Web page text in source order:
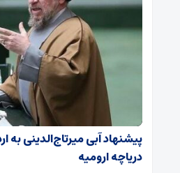
پیشنهاد آبی میرتاج‌الدینی‌ به
دریاچه ارومیه